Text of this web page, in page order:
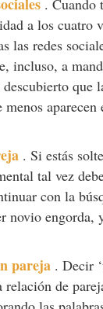
. Cuando
a los cuatro
las redes
incluso, a
que
aparecen
. Si estás
tal vez
con la
novio engorda,
pareja . Decir
relación de